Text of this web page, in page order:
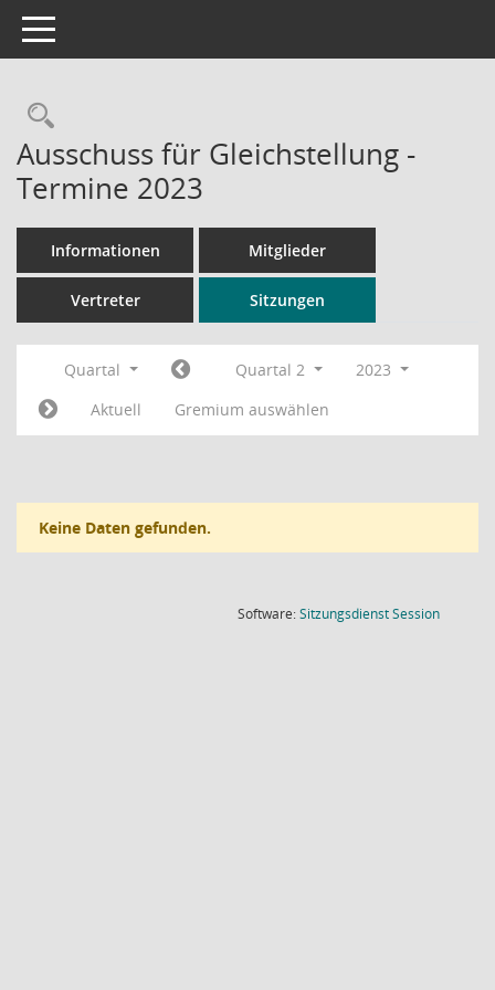
Toggle navigation
Rechercheauswahl
Ausschuss für Gleichstellung -
Termine 2023
Informationen Mitglieder
Vertreter Sitzungen
Quartal Quartal 2
2023
Aktuell
Gremium auswählen
Keine Daten gefunden.
Software:SitzungsdienstSession(Wird in